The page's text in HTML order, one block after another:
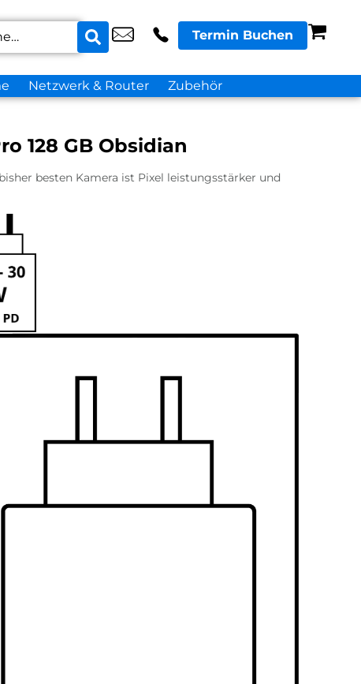
Termin Buchen
Netzwerk & Router Zubehör
128 GB Obsidian
besten Kamera ist Pixel leistungsstärker und